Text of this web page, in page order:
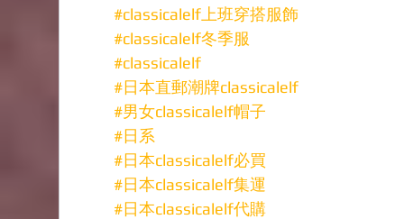
#classicalelf上班穿搭服飾
#classicalelf冬季服
#classicalelf
#日本直郵潮牌classicalelf
#男女classicalelf帽子
#日系
#日本classicalelf必買
#日本classicalelf集運
#日本classicalelf代購